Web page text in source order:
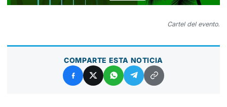
Cartel del evento.
COMPARTE ESTA NOTICIA